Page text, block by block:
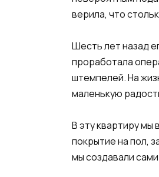
верила, что
Шесть лет назад
проработала
штемпелей. На
маленькую
В эту квартиру мы
покрытие на пол,
мы создавали